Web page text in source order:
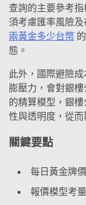
查詢的主要參考
須考慮匯率風險
兩黃金多少台幣
態。
此外，國際避險
膨壓力，會對銀
的精算模型，銀
性與透明度，從
關鍵要點
每日黃金牌
報價模型考